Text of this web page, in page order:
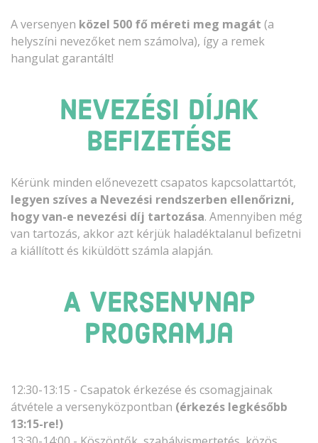
A versenyen közel 500 fő méreti meg magát (a
helyszíni nevezőket nem számolva), így a remek
hangulat garantált!
Nevezési díjak
befizetése
Kérünk minden előnevezett csapatos kapcsolattartót,
legyen szíves a Nevezési rendszerben ellenőrizni,
hogy van-e nevezési díj tartozása. Amennyiben még
van tartozás, akkor azt kérjük haladéktalanul befizetni
a kiállított és kiküldött számla alapján.
A versenynap
programja
12:30-13:15 - Csapatok érkezése és csomagjainak
átvétele a versenyközpontban (érkezés legkésőbb
13:15-re!)